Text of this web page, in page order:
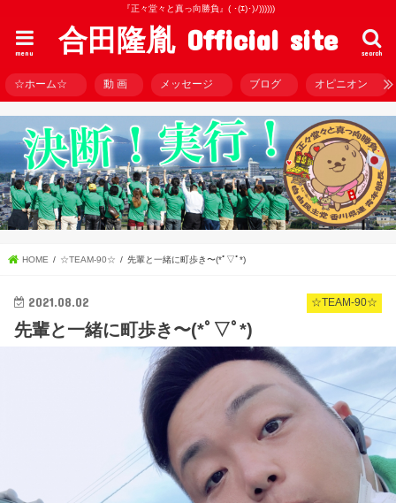
『正々堂々と真っ向勝負』( ･(ｴ)･)ﾉ))))))
合田隆胤 Official site search
menu
☆ホーム☆ 動 画 メッセージ ブログ オピニオン
HOME ☆TEAM-90☆ 先輩と一緒に町歩き〜(*ﾟ▽ﾟ*)
☆TEAM-90☆
2021.08.02
先輩と一緒に町歩き〜(*ﾟ▽ﾟ*)